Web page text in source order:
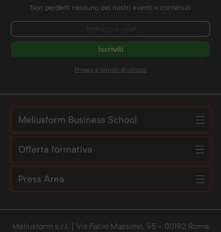
Non perderti nessuno dei nostri eventi e contenuti
Privacy e termini di utilizzo
Meliusform Business School
Offerta formativa
Press Area
Meliusform s.r.l. | Via Fabio Massimo, 95 - 00192 Roma